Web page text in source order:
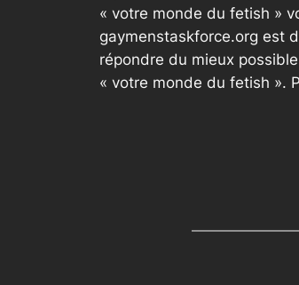
« votre monde du fetish »
gaymenstaskforce.org est
répondre du mieux
« votre monde du fetish ».